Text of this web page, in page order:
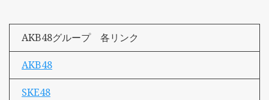
AKB48グループ 各リンク
AKB48
SKE48